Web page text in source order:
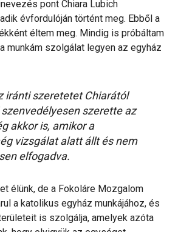
pont Chiara Lubich
évfordulóján történt meg. Ebből a
éltem meg. Mindig is próbáltam
munkám szolgálat legyen az egyház
iránti szeretetet Chiarától
szerette az
akkor is, amikor a
vizsgálat alatt állt és nem
elfogadva.
élünk, de a Fokoláre Mozgalom
a katolikus egyház munkájához, és
is szolgálja, amelyek azóta